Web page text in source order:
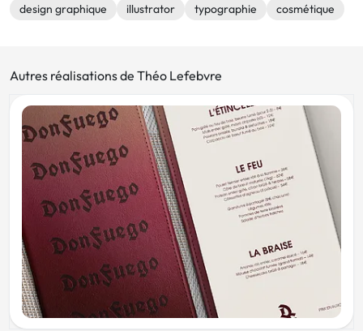
design graphique
illustrator typographie cosmétique
Autres réalisations de Théo Lefebvre